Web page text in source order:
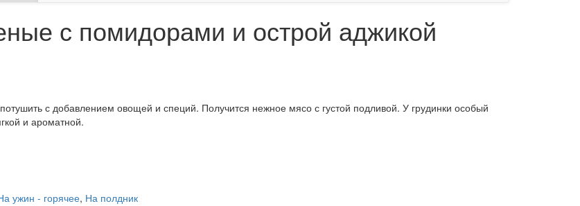
с помидорами и острой аджикой
с добавлением овощей и специй. Получится нежное мясо с густой подливой. У грудинки особый
и ароматной.
ужин - горячее, На полдник